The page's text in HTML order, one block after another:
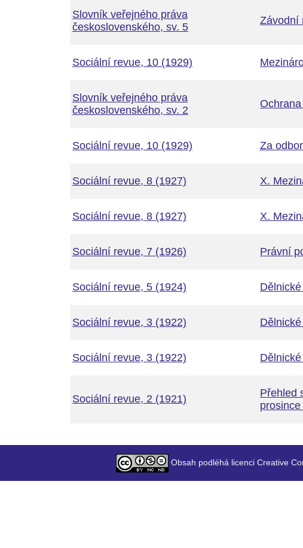
Slovník veřejného práva
československého, sv. 5
Závodní
Sociální revue, 10 (1929)
Slovník veřejného práva
československého, sv. 2
Sociální revue, 10 (1929) Za
Sociální revue, 8 (1927) X.
Sociální revue, 8 (1927) X.
Sociální revue, 7 (1926) Právní
Sociální revue, 5 (1924)
Sociální revue, 3 (1922)
Sociální revue, 3 (1922)
Sociální revue, 2 (1921)
Přehled
Obsah podléhá licenci Creative